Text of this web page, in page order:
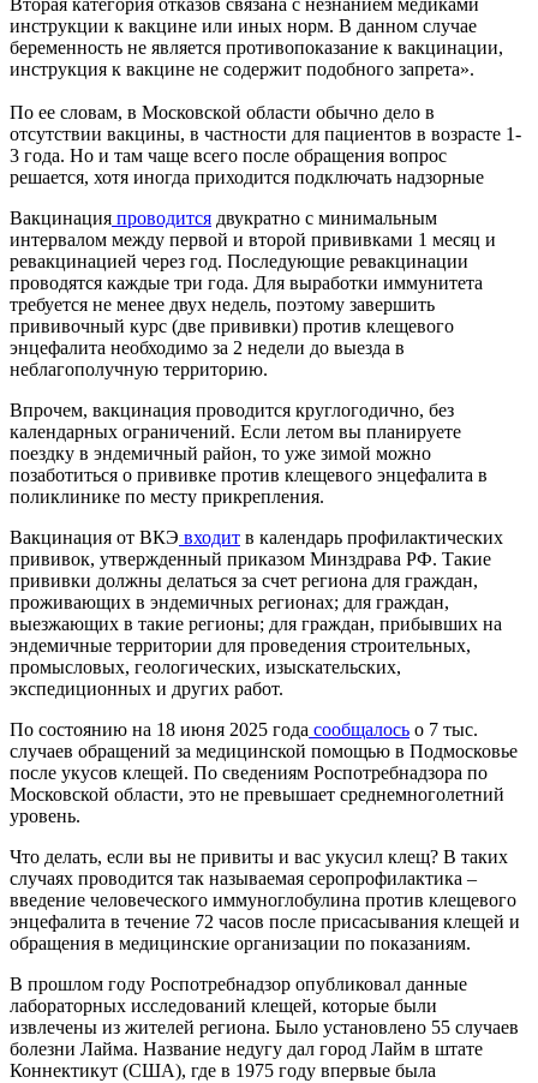
инструкции к вакцине или иных норм. В данном случае
беременность не является противопоказание к вакцинации,
инструкция к вакцине не содержит подобного запрета».
По ее словам, в Московской области обычно дело в
отсутствии вакцины, в частности для пациентов в возрасте 1-
3 года. Но и там чаще всего после обращения вопрос
решается, хотя иногда приходится подключать надзорные
Вакцинация проводится двукратно с минимальным
интервалом между первой и второй прививками 1 месяц и
ревакцинацией через год. Последующие ревакцинации
проводятся каждые три года. Для выработки иммунитета
требуется не менее двух недель, поэтому завершить
прививочный курс (две прививки) против клещевого
энцефалита необходимо за 2 недели до выезда в
неблагополучную территорию.
Впрочем, вакцинация проводится круглогодично, без
календарных ограничений. Если летом вы планируете
поездку в эндемичный район, то уже зимой можно
позаботиться о прививке против клещевого энцефалита в
поликлинике по месту прикрепления.
Вакцинация от ВКЭ входит в календарь профилактических
прививок, утвержденный приказом Минздрава РФ. Такие
прививки должны делаться за счет региона для граждан,
проживающих в эндемичных регионах; для граждан,
выезжающих в такие регионы; для граждан, прибывших на
эндемичные территории для проведения строительных,
промысловых, геологических, изыскательских,
экспедиционных и других работ.
По состоянию на 18 июня 2025 года сообщалось о 7 тыс.
случаев обращений за медицинской помощью в Подмосковье
после укусов клещей. По сведениям Роспотребнадзора по
Московской области, это не превышает среднемноголетний
уровень.
Что делать, если вы не привиты и вас укусил клещ? В таких
случаях проводится так называемая серопрофилактика –
введение человеческого иммуноглобулина против клещевого
энцефалита в течение 72 часов после присасывания клещей и
обращения в медицинские организации по показаниям.
В прошлом году Роспотребнадзор опубликовал данные
лабораторных исследований клещей, которые были
извлечены из жителей региона. Было установлено 55 случаев
болезни Лайма. Название недугу дал город Лайм в штате
Коннектикут (США), где в 1975 году впервые была